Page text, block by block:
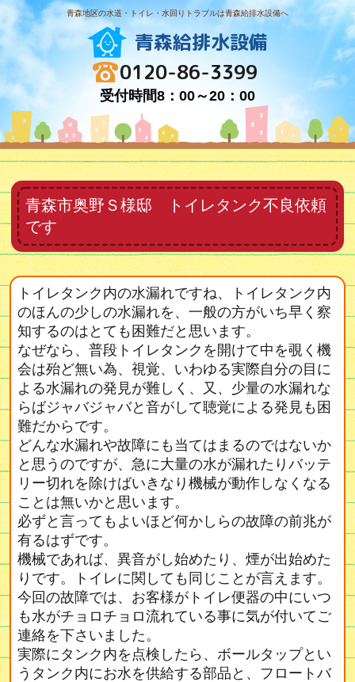
青森地区の水道・トイレ・水回りトラブルは青森給排水設備へ
青森給排水設備
0120-86-3399
受付時間8：00～20：00
青森市奥野Ｓ様邸 トイレタンク不良依頼
です
トイレタンク内の水漏れですね、トイレタンク内
のほんの少しの水漏れを、一般の方がいち早く察
知するのはとても困難だと思います。
なぜなら、普段トイレタンクを開けて中を覗く機
会は殆ど無い為、視覚、いわゆる実際自分の目に
よる水漏れの発見が難しく、又、少量の水漏れな
らばジャバジャバと音がして聴覚による発見も困
難だからです。
どんな水漏れや故障にも当てはまるのではないか
と思うのですが、急に大量の水が漏れたりバッテ
リー切れを除けばいきなり機械が動作しなくなる
ことは無いかと思います。
必ずと言ってもよいほど何かしらの故障の前兆が
有るはずです。
機械であれば、異音がし始めたり、煙が出始めた
りです。トイレに関しても同じことが言えます。
今回の故障では、お客様がトイレ便器の中にいつ
も水がチョロチョロ流れている事に気が付いてご
連絡を下さいました。
実際にタンク内を点検したら、ボールタップとい
うタンク内にお水を供給する部品と、フロートバ